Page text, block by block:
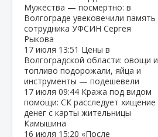
Мужества — посмертно: в
Волгограде увековечили память
сотрудника УФСИН Сергея
Рыкова
17 июля 13:51 Цены в
Волгоградской области: овощи и
топливо подорожали, яйца и
инструменты — подешевели
17 июля 09:44 Кража под видом
помощи: СК расследует хищение
денег с карты жительницы
Камышина
16 июля 15:20 «После